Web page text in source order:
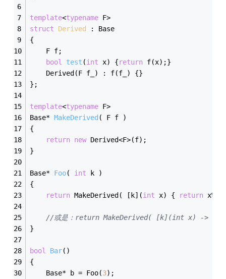
template<typename F>
struct
Derived :
Base
{
    F f;
bool
test (int x) {return f(x);}
    Derived(F f_) : f(f_) {}
};
template<typename F>
Base* MakeDerived ( F f )
{
return new Derived<F>(f);
}
Base* Foo( int k )
{
return MakeDerived( [k](int x) { return
//或是：return MakeDerived( [k](int x) ->
}
bool Bar()
{
    Base* b = Foo(
3);